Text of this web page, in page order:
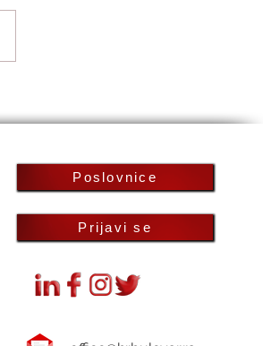
Poslovnice
Prijavi se